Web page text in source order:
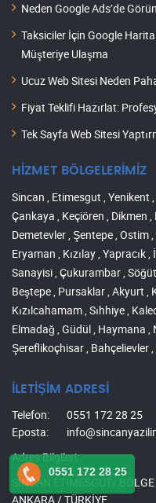
Neden Google Ads’de
Taksiciler İçin Google
Müşteriye Ulaşma
Ucuz Web Sitesi Neden
Fiyat Teklifi Hazırlat:
Tek Sayfa Web Sitesi
HİZMET BÖLGELERİMİZ
Sincan , Etimesgut , Yenikent
Çankaya , Keçiören , Dikmen
Demetevler , Şentepe , Ostim
Eryaman , Kızılay , Yapracık
Sanayisi , Çukurambar ,
Beştepe , Pursaklar , Akyurt ,
Kızılcahamam , Sıhhiye ,
Elmadağ , Güdül , Haymana ,
Şereflikoçhisar , Bahçelievler ,
İLETİŞİM ADRESİ
Telefon:
0551 172 28 25
Eposta:
Adres Bilgileri
SİNCAN ETİMESGUT/
ANKARA / TÜRKİYE
0551 172 28 25